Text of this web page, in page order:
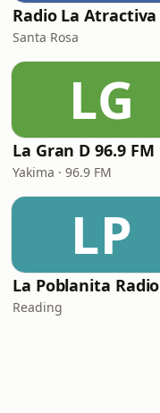
Radio La Atractiva
Santa Rosa
LG
La Gran D 96.9 FM
Yakima · 96.9 FM
LP
La Poblanita Radio
Reading